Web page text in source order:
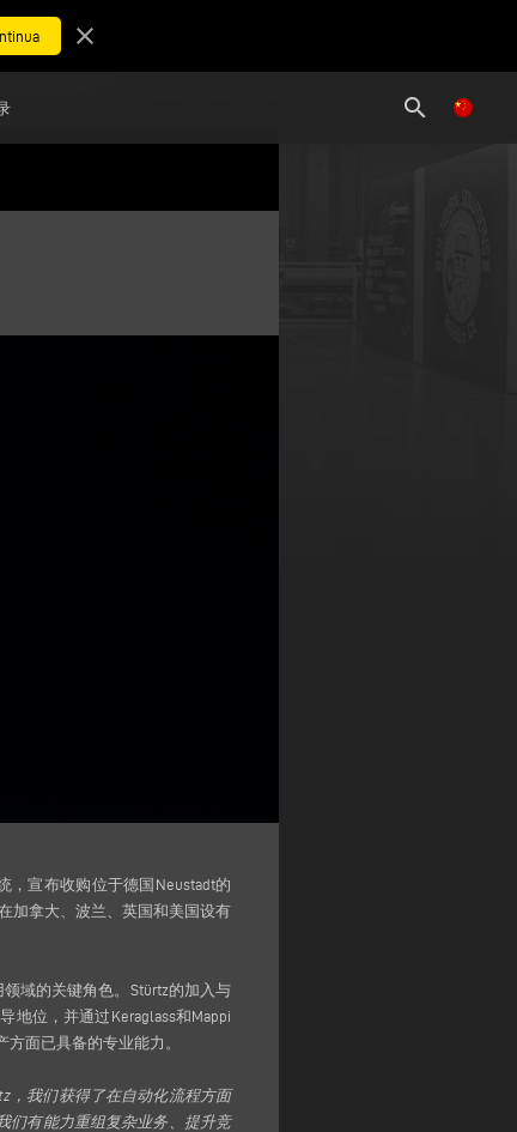
close
search
，宣布收购位于德国Neustadt的
加拿大、波兰、英国和美国设有
域的关键角色。Stürtz的加入与
地位，并通过Keraglass和Mappi
面已具备的专业能力。
，我们获得了在自动化流程方面
们有能力重组复杂业务、提升竞